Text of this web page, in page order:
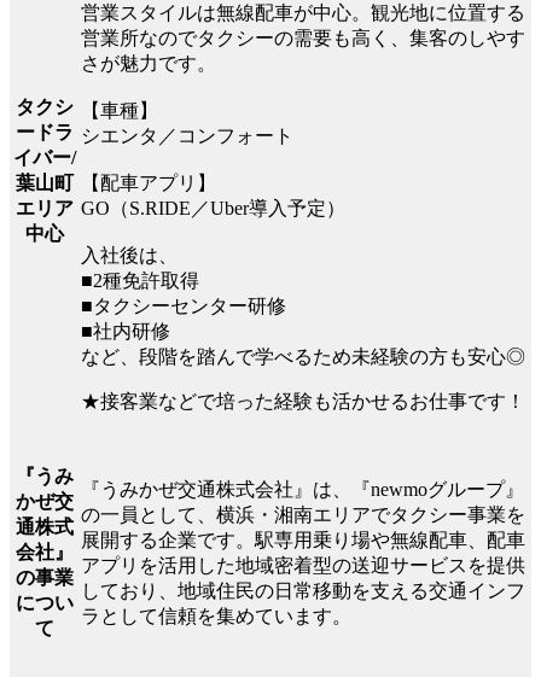
タクシ
ードラ
イバー/
葉山町
エリア
中心
営業スタイルは無線配車が中心。観光地に位置する
営業所なのでタクシーの需要も高く、集客のしやす
さが魅力です。
【車種】
シエンタ／コンフォート
【配車アプリ】
GO（S.RIDE／Uber導入予定）
入社後は、
■2種免許取得
■タクシーセンター研修
■社内研修
など、段階を踏んで学べるため未経験の方も安心◎
★接客業などで培った経験も活かせるお仕事です！
『うみ
かぜ交
通株式
会社』
の事業
につい
て
『うみかぜ交通株式会社』は、『newmoグループ』
の一員として、横浜・湘南エリアでタクシー事業を
展開する企業です。駅専用乗り場や無線配車、配車
アプリを活用した地域密着型の送迎サービスを提供
しており、地域住民の日常移動を支える交通インフ
ラとして信頼を集めています。